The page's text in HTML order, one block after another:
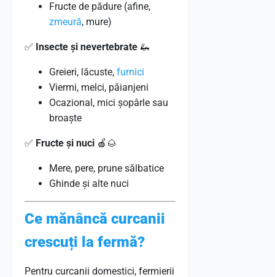
Fructe de pădure (afine,
zmeură, mure)
✅ Insecte și nevertebrate 🦗
Greieri, lăcuste, furnici
Viermi, melci, păianjeni
Ocazional, mici șopârle sau
broaște
✅ Fructe și nuci 🍎🌰
Mere, pere, prune sălbatice
Ghinde și alte nuci
Ce mănâncă curcanii
crescuți la fermă?
Pentru curcanii domestici, fermierii